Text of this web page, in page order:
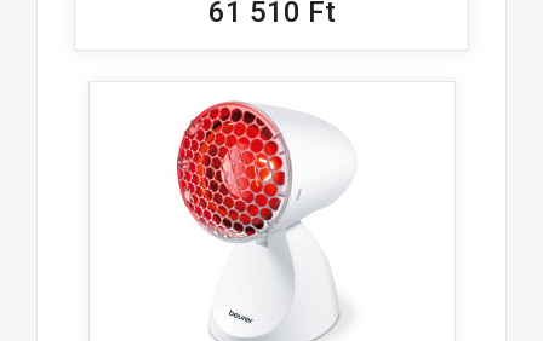
61 510 Ft